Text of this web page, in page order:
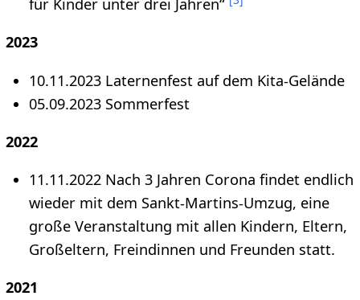
für Kinder unter drei Jahren“
2023
10.11.2023 Laternenfest auf dem Kita-Gelände
05.09.2023 Sommerfest
2022
11.11.2022 Nach 3 Jahren Corona findet endlich
wieder mit dem Sankt-Martins-Umzug, eine
große Veranstaltung mit allen Kindern, Eltern,
Großeltern, Freindinnen und Freunden statt.
2021